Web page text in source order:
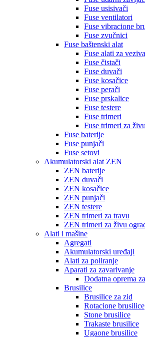
Fuse usisivači
Fuse ventilatori
Fuse vibracione
Fuse zvučnici
Fuse baštenski alat
Fuse alati za
Fuse čistači
Fuse duvači
Fuse kosačice
Fuse perači
Fuse prskalice
Fuse testere
Fuse trimeri
Fuse trimeri za
Fuse baterije
Fuse punjači
Fuse setovi
Akumulatorski alat ZEN
ZEN baterije
ZEN duvači
ZEN kosačice
ZEN punjači
ZEN testere
ZEN trimeri za travu
ZEN trimeri za živu
Alati i mašine
Agregati
Akumulatorski uređaji
Alati za poliranje
Aparati za zavarivanje
Dodatna oprema
Brusilice
Brusilice za zid
Rotacione brusilice
Stone brusilice
Trakaste brusilice
Ugaone brusilice